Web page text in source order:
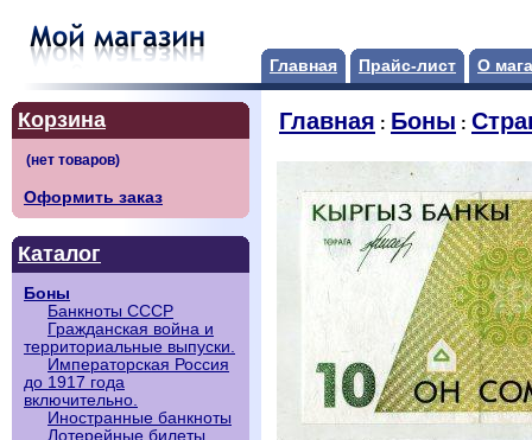
Главная Прайс-лист О
Корзина
Оформить заказ
Каталог
Боны
Банкноты СССР
Гражданская война и
территориальные выпуски.
Императорская Россия
до 1917 года
включительно.
Иностранные банкноты
Лотерейные билеты
Главная : Боны :